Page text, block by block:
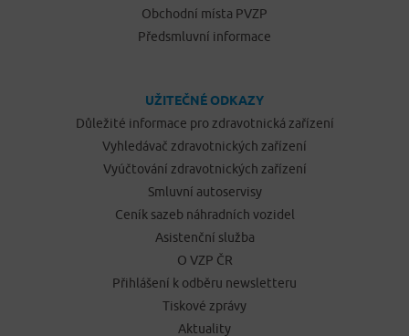
Obchodní místa PVZP
Předsmluvní informace
UŽITEČNÉ ODKAZY
Důležité informace pro zdravotnická zařízení
Vyhledávač zdravotnických zařízení
Vyúčtování zdravotnických zařízení
Smluvní autoservisy
Ceník sazeb náhradních vozidel
Asistenční služba
O VZP ČR
Přihlášení k odběru newsletteru
Tiskové zprávy
Aktuality